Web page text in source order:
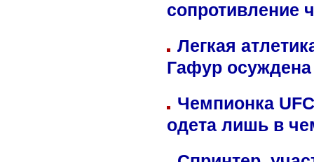
сопротивление
Легкая
Гафур осуждена
Чемпионка
одета лишь в